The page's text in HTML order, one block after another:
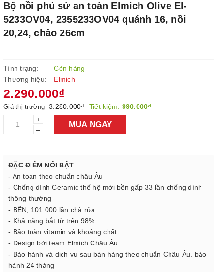
Bộ nồi phủ sứ an toàn Elmich Olive El-
5233OV04, 2355233OV04 quánh 16, nồi
20,24, chảo 26cm
Tình trạng:
Còn hàng
Thương hiệu:
Elmich
2.290.000₫
Giá thị trường: 3.280.000₫ Tiết kiệm: 990.000₫
+
–
MUA NGAY
ĐẶC ĐIỂM NỔI BẬT
- An toàn theo chuẩn châu Âu
- Chống dính Ceramic thế hệ mới bền gấp 33 lần chống dính
thông thường
- BỀN, 101.000 lần chà rửa
- Khả năng bắt từ trên 98%
- Bảo toàn vitamin và khoáng chất
- Design bởi team Elmich Châu Âu
- Bảo hành và dịch vụ sau bán hàng theo chuẩn Châu Âu, bảo
hành 24 tháng